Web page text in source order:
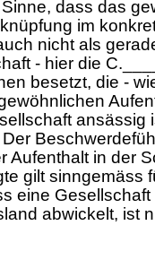
dass das
im
nicht als
- hier die
besetzt, die -
ansässig
Aufenthalt in der
gilt sinngemäss
eine Gesellschaft
abwickelt, ist